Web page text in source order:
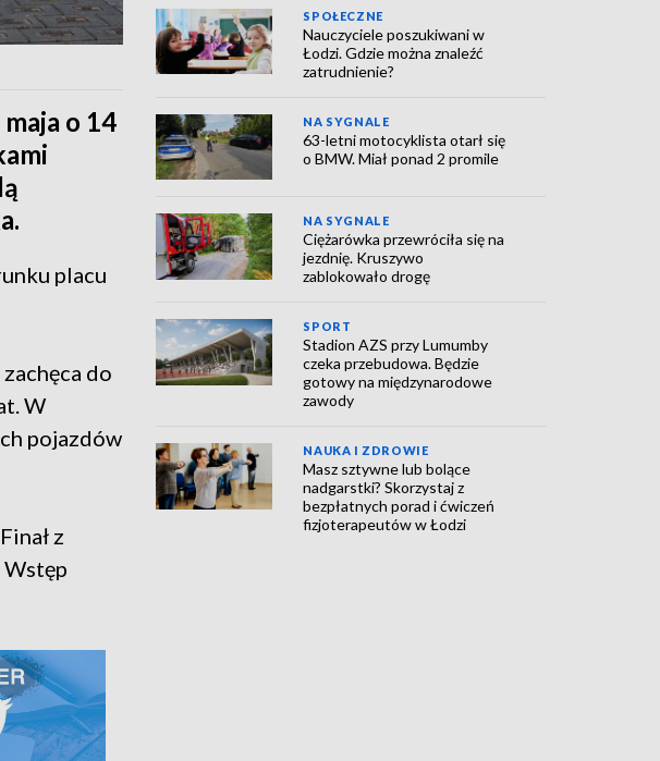
o 14
placu
do
W
pojazdów
z
SPOŁECZNE
Nauczyciele poszukiwani w
Łodzi. Gdzie można znaleźć
zatrudnienie?
NA SYGNALE
63-letni motocyklista otarł się
o BMW. Miał ponad 2 promile
NA SYGNALE
Ciężarówka przewróciła się na
jezdnię. Kruszywo
zablokowało drogę
SPORT
Stadion AZS przy Lumumby
czeka przebudowa. Będzie
gotowy na międzynarodowe
zawody
NAUKA I ZDROWIE
Masz sztywne lub bolące
nadgarstki? Skorzystaj z
bezpłatnych porad i ćwiczeń
fizjoterapeutów w Łodzi